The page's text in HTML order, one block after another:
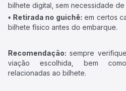
bilhete digital, sem necessidade
• Retirada no guichê: em certos
bilhete físico antes do embarque.
Recomendação: sempre
viação escolhida, bem
relacionadas ao bilhete.